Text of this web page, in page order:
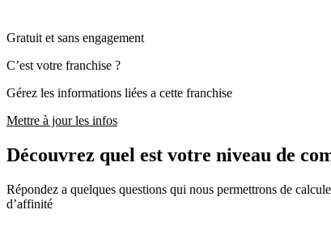
Gratuit et sans engagement
C’est votre franchise ?
Gérez les informations liées a cette franchise
Mettre à jour les infos
Découvrez quel est votre niveau de
Répondez a quelques questions qui nous permettrons de
d’affinité